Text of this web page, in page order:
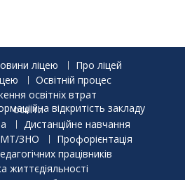
ліцею
Про ліцей
Освітній процес
освітніх втрат
Прозорість та інформаціійна відкритість закладу освіти
Дистанційне навчання
ЗНО
Профорієнтація
працівників
життєдіяльності